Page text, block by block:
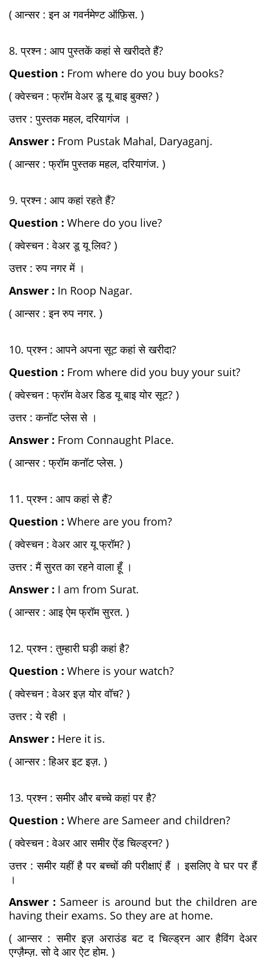
( आन्सर : इन अ गवर्नमेण्ट ऑफ़िस. )
8. प्रश्न : आप पुस्तकें कहां से खरीदते हैं?
Question : From where do you buy books?
( क्वेस्चन : फ्रॉम वेअर डू यू बाइ बुक्स? )
उत्तर : पुस्तक महल, दरियागंज ।
Answer : From Pustak Mahal, Daryaganj.
( आन्सर : फ्रॉम पुस्तक महल, दरियागंज. )
9. प्रश्न : आप कहां रहते हैं?
Question : Where do you live?
( क्वेस्चन : वेअर डू यू लिव? )
उत्तर : रुप नगर में ।
Answer : In Roop Nagar.
( आन्सर : इन रुप नगर. )
10. प्रश्न : आपने अपना सूट कहां से खरीदा?
Question : From where did you buy your suit?
( क्वेस्चन : फ्रॉम वेअर डिड यू बाइ योर सूट? )
उत्तर : कनॉट प्लेस से ।
Answer : From Connaught Place.
( आन्सर : फ्रॉम कनॉट प्लेस. )
11. प्रश्न : आप कहां से हैं?
Question : Where are you from?
( क्वेस्चन : वेअर आर यू फ्रॉम? )
उत्तर : मैं सुरत का रहने वाला हूँ ।
Answer : I am from Surat.
( आन्सर : आइ ऐम फ्रॉम सुरत. )
12. प्रश्न : तुम्हारी घड़ी कहां है?
Question : Where is your watch?
( क्वेस्चन : वेअर इज़ योर वॉच? )
उत्तर : ये रही ।
Answer : Here it is.
( आन्सर : हिअर इट इज़. )
13. प्रश्न : समीर और बच्चे कहां पर है?
Question : Where are Sameer and children?
( क्वेस्चन : वेअर आर समीर ऐंड चिल्ड्रन? )
उत्तर : समीर यहीं है पर बच्चों की परीक्षाएं हैं । इसलिए वे घर पर हैं
।
Answer : Sameer is around but the children are
having their exams. So they are at home.
( आन्सर : समीर इज़ अराउंड बट द चिल्ड्रन आर हैविंग देअर
एग्ज़ैम्ज़. सो दे आर ऐट होम. )